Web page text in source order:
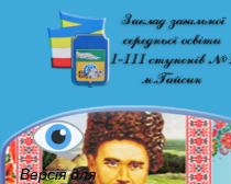
Версія для